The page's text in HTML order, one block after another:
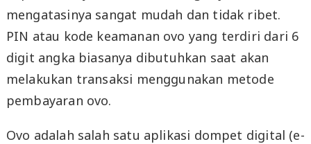
mengatasinya sangat mudah dan tidak ribet.
PIN atau kode keamanan ovo yang terdiri dari 6
digit angka biasanya dibutuhkan saat akan
melakukan transaksi menggunakan metode
pembayaran ovo.
Ovo adalah salah satu aplikasi dompet digital (e-